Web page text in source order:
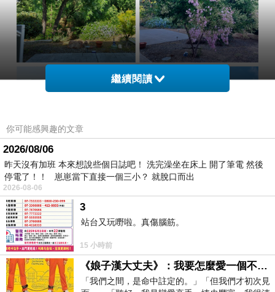
今天一個人在家看書、聽音樂、賞鳥。朋友十點出門做微
創手術，當天即可返家休息，不必住院。幸好有這片庭
院，讓我不會胡思亂想，鳥兒們伴我一整天，成了最温馨
的陪伴。
繼續閱讀
你可能感興趣的文章
2026/08/06
昨天沒有加班 本來想說些個日誌吧！ 洗完澡坐在床上 開了筆電 然後
停電了！！ 崽崽當下直接一個三小？ 就脫口而出
2026-08-06
3
站台又玩嘢啦。真傷腦筋。
15 小時前
《娘子漢大丈夫》：我要怎麼愛一個不存在的人？
「我們之間，是命中註定的。」「但我們才初次見